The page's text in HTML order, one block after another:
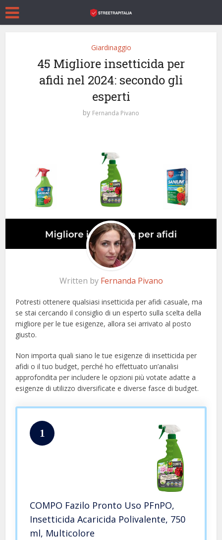
Giardinaggio
45 Migliore insetticida per
afidi nel 2024: secondo gli
esperti
by Fernanda Pivano
Written by Fernanda Pivano
Potresti ottenere qualsiasi insetticida per afidi casuale, ma
se stai cercando il consiglio di un esperto sulla scelta della
migliore per le tue esigenze, allora sei arrivato al posto
giusto.
Non importa quali siano le tue esigenze di insetticida per
afidi o il tuo budget, perché ho effettuato un’analisi
approfondita per includere le opzioni più votate adatte a
esigenze di utilizzo diversificate e diverse fasce di budget.
1
COMPO Fazilo Pronto Uso PFnPO,
Insetticida Acaricida Polivalente, 750
ml, Multicolore